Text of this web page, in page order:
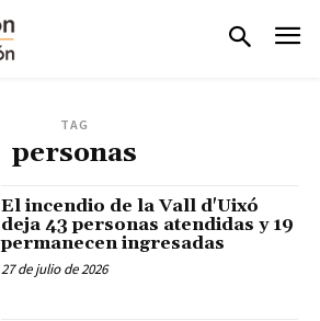
TAG
personas
El incendio de la Vall d'Uixó
deja 43 personas atendidas y 19
permanecen ingresadas
27 de julio de 2026